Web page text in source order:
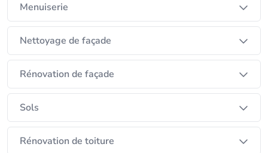
Menuiserie
Nettoyage de façade
Rénovation de façade
Sols
Rénovation de toiture